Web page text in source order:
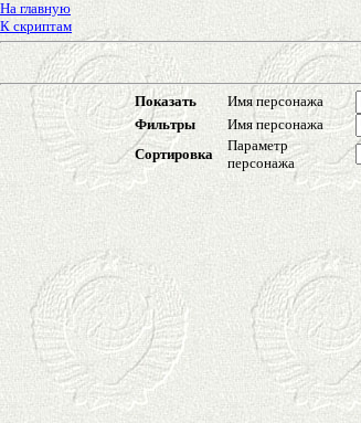
На главную
К скриптам
Показать Имя персонажа
Фильтры
Имя персонажа
Сортировка
Параметр
персонажа